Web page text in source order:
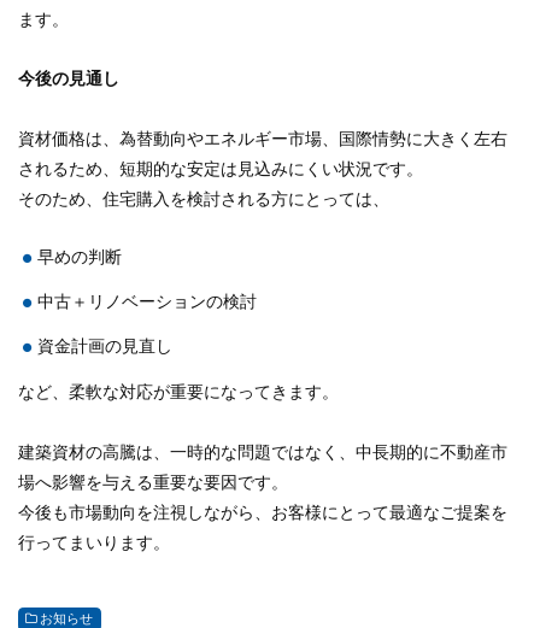
ます。
今後の見通し
資材価格は、為替動向やエネルギー市場、国際情勢に大きく左右
されるため、短期的な安定は見込みにくい状況です。
そのため、住宅購入を検討される方にとっては、
早めの判断
中古＋リノベーションの検討
資金計画の見直し
など、柔軟な対応が重要になってきます。
建築資材の高騰は、一時的な問題ではなく、中長期的に不動産市
場へ影響を与える重要な要因です。
今後も市場動向を注視しながら、お客様にとって最適なご提案を
行ってまいります。
お知らせ